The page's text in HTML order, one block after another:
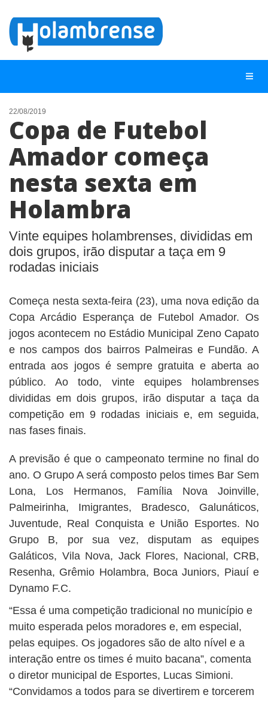
NOTÍCIAS
LISTA DIGITAL
TELEFONES ÚTEIS
ANUNCIE
BUSCAR
22/08/2019
Copa de Futebol
Amador começa
nesta sexta em
Holambra
Vinte equipes holambrenses, divididas em
dois grupos, irão disputar a taça em 9
rodadas iniciais
Começa nesta sexta-feira (23), uma nova edição da
Copa Arcádio Esperança de Futebol Amador. Os
jogos acontecem no Estádio Municipal Zeno Capato
e nos campos dos bairros Palmeiras e Fundão. A
entrada aos jogos é sempre gratuita e aberta ao
público. Ao todo, vinte equipes holambrenses
divididas em dois grupos, irão disputar a taça da
competição em 9 rodadas iniciais e, em seguida,
nas fases finais.
A previsão é que o campeonato termine no final do
ano. O Grupo A será composto pelos times Bar Sem
Lona, Los Hermanos, Família Nova Joinville,
Palmeirinha, Imigrantes, Bradesco, Galunáticos,
Juventude, Real Conquista e União Esportes. No
Grupo B, por sua vez, disputam as equipes
Galáticos, Vila Nova, Jack Flores, Nacional, CRB,
Resenha, Grêmio Holambra, Boca Juniors, Piauí e
Dynamo F.C.
“Essa é uma competição tradicional no município e
muito esperada pelos moradores e, em especial,
pelas equipes. Os jogadores são de alto nível e a
interação entre os times é muito bacana”, comenta
o diretor municipal de Esportes, Lucas Simioni.
“Convidamos a todos para se divertirem e torcerem